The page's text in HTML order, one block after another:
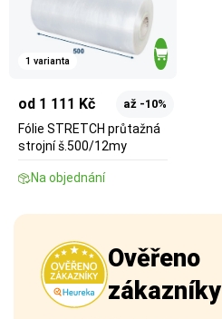
1 varianta
od 1 111 Kč až -10%
Fólie STRETCH průtažná
strojní š.500/12my
Na objednání
Ověřeno
zákazníky